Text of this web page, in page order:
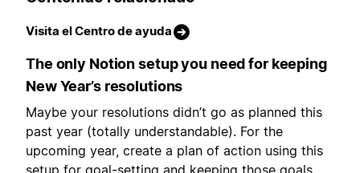
Visita el Centro de ayuda
The only Notion setup you need for keeping
New Year’s resolutions
Maybe your resolutions didn’t go as planned this
past year (totally understandable). For the
upcoming year, create a plan of action using this